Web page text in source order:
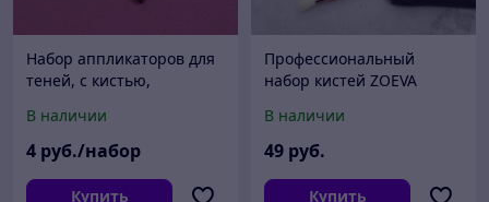
Набор аппликаторов для
теней, с кистью,
цвет чёрный/
серебристый
В наличии
4 руб./набор
Купить
Профессиональный
набор кистей ZOEVA
Brown
В наличии
49 руб.
Купить